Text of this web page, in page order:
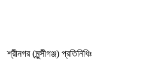
শ্রীনগর (মুন্সীগঞ্জ) প্রতিনিধিঃ